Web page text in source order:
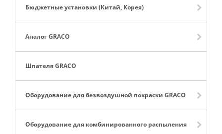
Бюджетные установки (Китай, Корея)
Аналог GRACO
Шпателя GRACO
Оборудование для безвоздушной покраски GRACO
Оборудование для комбинированного распыления